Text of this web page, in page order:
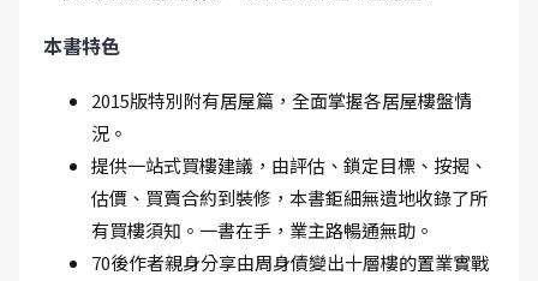
本書特色
2015版特別附有居屋篇，全面掌握各居屋樓盤情
況。
提供一站式買樓建議，由評估、鎖定目標、按揭、
估價、買賣合約到裝修，本書鉅細無遺地收錄了所
有買樓須知。一書在手，業主路暢通無助。
70後作者親身分享由周身債變出十層樓的置業實戰